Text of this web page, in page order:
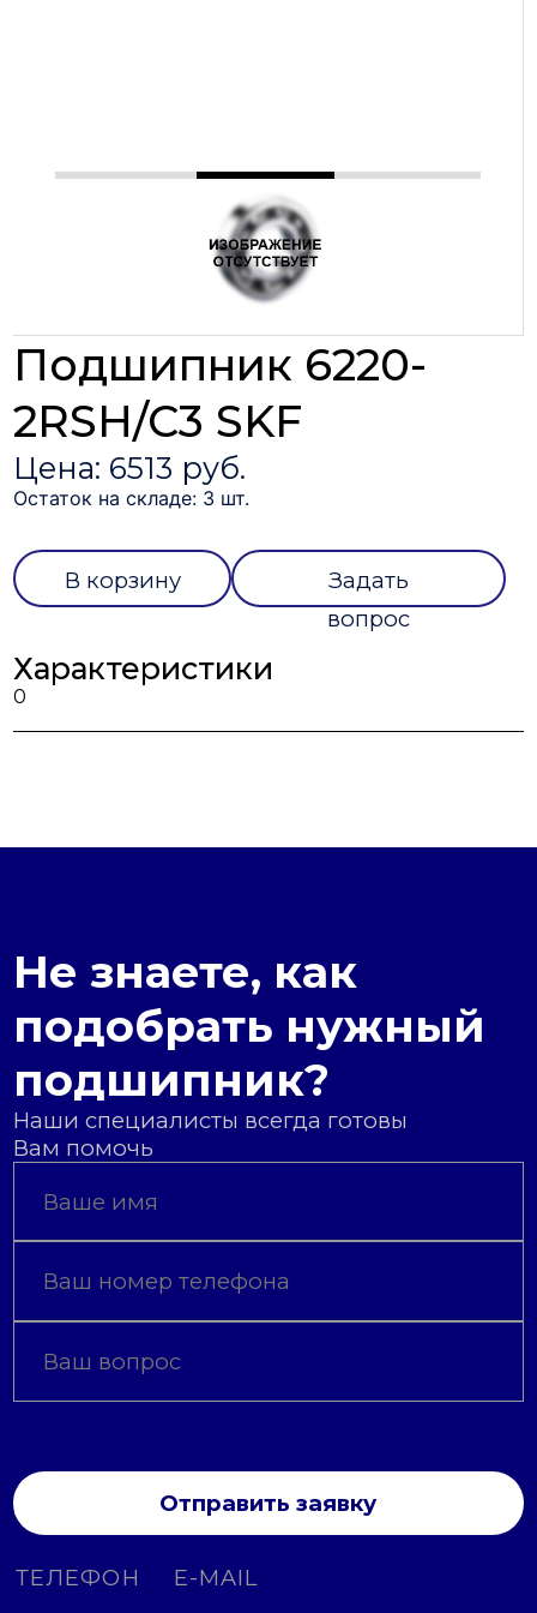
Подшипник 6220-
2RSH/C3 SKF
Цена: 6513 руб.
Остаток на складе: 3 шт.
В корзину
Задать
вопрос
Характеристики
0
Не знаете, как
подобрать нужный
подшипник?
Наши специалисты всегда готовы
Вам помочь
Отправить заявку
ТЕЛЕФОН E-MAIL